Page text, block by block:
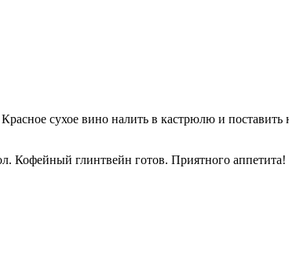
сухое вино налить в кастрюлю и
Кофейный глинтвейн готов. Приятного аппетита!